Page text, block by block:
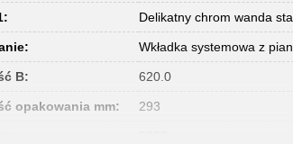
Delikatny chrom wanda
Wkładka systemowa z
B: 620.0
opakowania mm: 293